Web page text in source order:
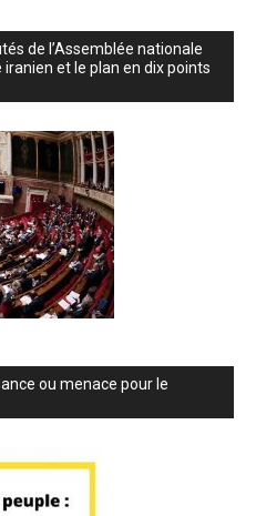
de l’Assemblée nationale
et le plan en dix points
ou menace pour le